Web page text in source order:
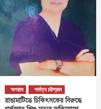
অপরাধ পার্বত্য চট্টগ্রাম
রাঙামাটিতে চিকিৎসকের বিরুদ্ধে